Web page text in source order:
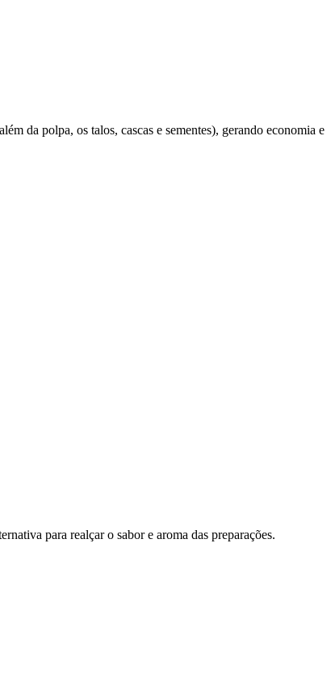
da polpa, os talos, cascas e sementes), gerando economia e
para realçar o sabor e aroma das preparações.